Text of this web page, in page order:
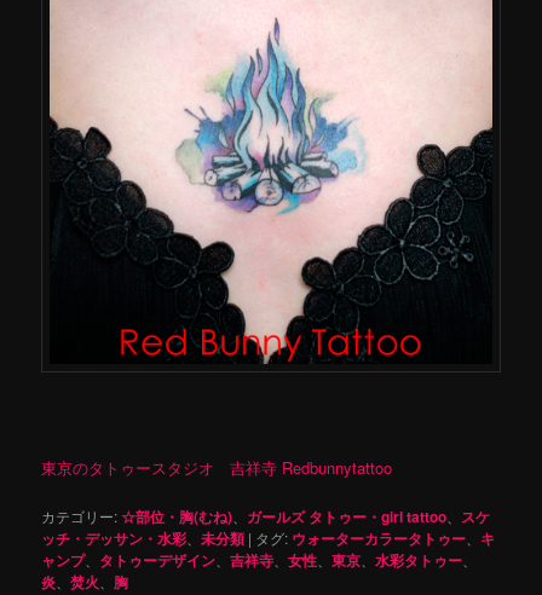
東京のタトゥースタジオ 吉祥寺 Redbunnytattoo
カテゴリー:☆部位・胸(むね) ガールズ タトゥー・girl tattoo
スケ
ッチ・デッサン・水彩 、未分類 | タグ: ウォーターカラータトゥー
キ
ャンプ、 タトゥーデザイン 、吉祥寺 、女性 、東京 、水彩タトゥー
炎 、焚火 胸